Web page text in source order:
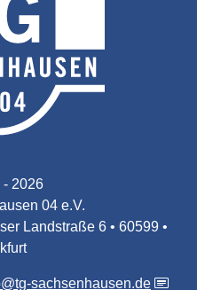
2026
04 e.V.
Landstraße 6 • 60599 •
sachsenhausen.de